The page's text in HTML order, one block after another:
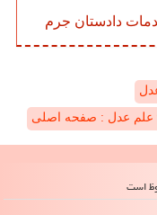
دادستان جرم
علم عدل : صفحه اصلی